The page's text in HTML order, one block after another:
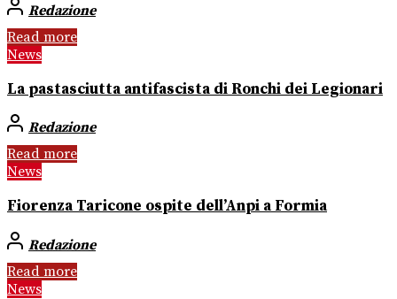
Redazione
Read more
News
La pastasciutta antifascista di Ronchi dei Legionari
Redazione
Read more
News
Fiorenza Taricone ospite dell’Anpi a Formia
Redazione
Read more
News